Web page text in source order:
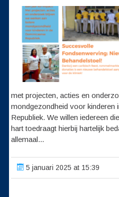
met projecten, acties en
mondgezondheid voor kinderen
Republiek. We willen iedereen
hart toedraagt hierbij hartelijk
allemaal...
5 januari 2025 at 15:39